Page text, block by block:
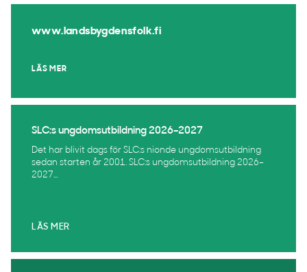
www.landsbygdensfolk.fi
LÄS MER
SLC:s ungdomsutbildning 2026–2027
Det har blivit dags för SLC:s nionde ungdomsutbildning
sedan starten år 2001. SLC:s ungdomsutbildning 2026–
2027...
LÄS MER